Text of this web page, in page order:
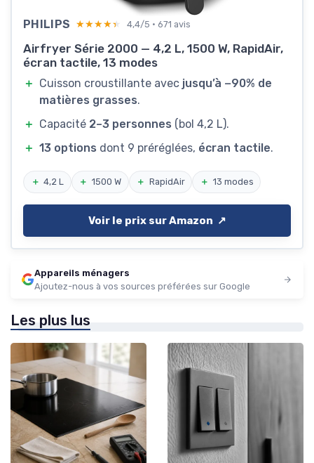
PHILIPS ★★★★★
★★★★★ 4,4/5 · 671 avis
Airfryer Série 2000 — 4,2 L, 1500 W, RapidAir,
écran tactile, 13 modes
＋ Cuisson croustillante avec jusqu’à −90% de
matières grasses.
＋ Capacité 2–3 personnes (bol 4,2 L).
＋ 13 options dont 9 préréglées, écran tactile.
＋ 4,2 L ＋ 1500 W ＋ RapidAir ＋ 13 modes
Voir le prix sur Amazon ↗️
Appareils ménagers
Ajoutez-nous à vos sources préférées sur Google
Les plus lus